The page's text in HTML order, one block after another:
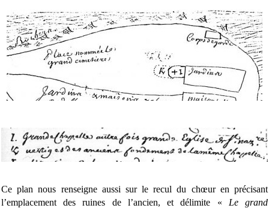
Ce plan nous renseigne aussi sur le recul du chœur en précisant
l’emplacement des ruines de l’ancien, et délimite « Le grand